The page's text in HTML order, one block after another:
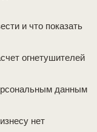
и что показать
огнетушителей
данным
нет